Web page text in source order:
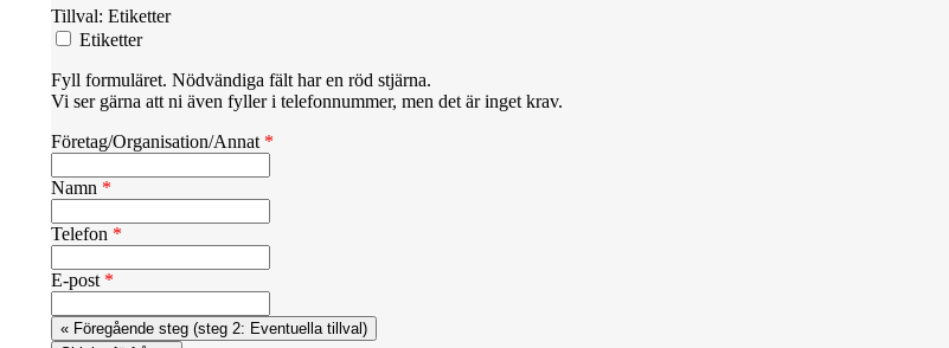
Tillval: Etiketter
Etiketter
Fyll formuläret. Nödvändiga fält har en röd stjärna.
Vi ser gärna att ni även fyller i telefonnummer, men det är inget krav.
Företag/Organisation/Annat *
Namn *
Telefon *
E-post *